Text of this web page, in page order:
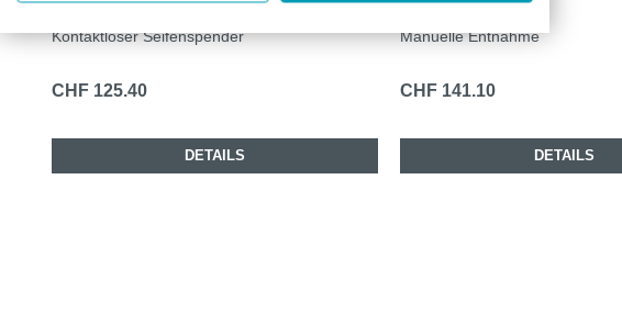
Kontaktloser Seifenspender
CHF 125.40
DETAILS
Manuelle Entnahme
CHF 141.10
DETAILS